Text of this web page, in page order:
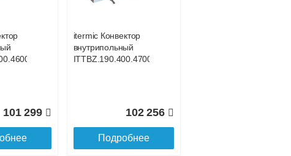
120 559 121 981
101 299
itermic Конвектор
внутрипольный
ITTBZ.190.400.4700
102 256
Подробнее